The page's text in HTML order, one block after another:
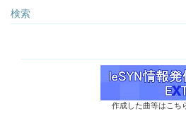
検索
作成した曲等はこち